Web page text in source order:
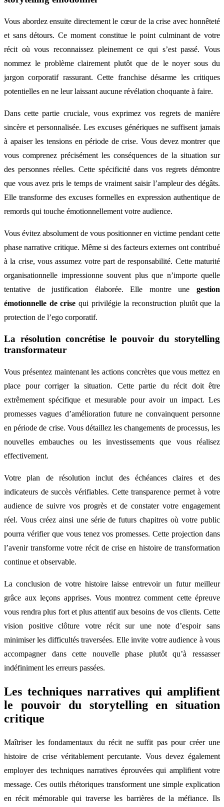
Vous abordez ensuite directement le cœur de la crise avec honnêteté
et sans détours. Ce moment constitue le point culminant de votre
récit où vous reconnaissez pleinement ce qui s’est passé. Vous
nommez le problème clairement plutôt que de le noyer sous du
jargon corporatif rassurant. Cette franchise désarme les critiques
potentielles en ne leur laissant aucune révélation choquante à faire.
Dans cette partie cruciale, vous exprimez vos regrets de manière
sincère et personnalisée. Les excuses génériques ne suffisent jamais
à apaiser les tensions en période de crise. Vous devez montrer que
vous comprenez précisément les conséquences de la situation sur
des personnes réelles. Cette spécificité dans vos regrets démontre
que vous avez pris le temps de vraiment saisir l’ampleur des dégâts.
Elle transforme des excuses formelles en expression authentique de
remords qui touche émotionnellement votre audience.
Vous évitez absolument de vous positionner en victime pendant cette
phase narrative critique. Même si des facteurs externes ont contribué
à la crise, vous assumez votre part de responsabilité. Cette maturité
organisationnelle impressionne souvent plus que n’importe quelle
tentative de justification élaborée. Elle montre une gestion
émotionnelle de crise qui privilégie la reconstruction plutôt que la
protection de l’ego corporatif.
La résolution concrétise le pouvoir du storytelling
transformateur
Vous présentez maintenant les actions concrètes que vous mettez en
place pour corriger la situation. Cette partie du récit doit être
extrêmement spécifique et mesurable pour avoir un impact. Les
promesses vagues d’amélioration future ne convainquent personne
en période de crise. Vous détaillez les changements de processus, les
nouvelles embauches ou les investissements que vous réalisez
effectivement.
Votre plan de résolution inclut des échéances claires et des
indicateurs de succès vérifiables. Cette transparence permet à votre
audience de suivre vos progrès et de constater votre engagement
réel. Vous créez ainsi une série de futurs chapitres où votre public
pourra vérifier que vous tenez vos promesses. Cette projection dans
l’avenir transforme votre récit de crise en histoire de transformation
continue et observable.
La conclusion de votre histoire laisse entrevoir un futur meilleur
grâce aux leçons apprises. Vous montrez comment cette épreuve
vous rendra plus fort et plus attentif aux besoins de vos clients. Cette
vision positive clôture votre récit sur une note d’espoir sans
minimiser les difficultés traversées. Elle invite votre audience à vous
accompagner dans cette nouvelle phase plutôt qu’à ressasser
indéfiniment les erreurs passées.
Les techniques narratives qui amplifient
le pouvoir du storytelling en situation
critique
Maîtriser les fondamentaux du récit ne suffit pas pour créer une
histoire de crise véritablement percutante. Vous devez également
employer des techniques narratives éprouvées qui amplifient votre
message. Ces outils rhétoriques transforment une simple explication
en récit mémorable qui traverse les barrières de la méfiance. Ils